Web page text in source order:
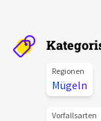
Aktuelles
Über uns
Regionen
Mügeln
Vorfallsarten